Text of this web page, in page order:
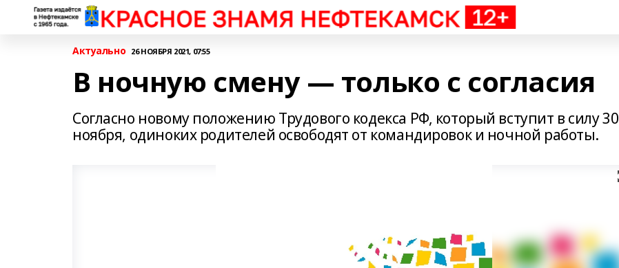
Актуально 26 НОЯБРЯ 2021, 07:55
В ночную смену — только с согласия
Согласно новому положению Трудового кодекса РФ, который вступит в силу 30
ноября, одиноких родителей освободят от командировок и ночной работы.